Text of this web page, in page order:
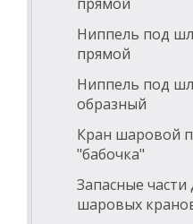
Ниппель под
прямой
Ниппель под
образный
Кран шаровой
"бабочка"
Запасные части
шаровых